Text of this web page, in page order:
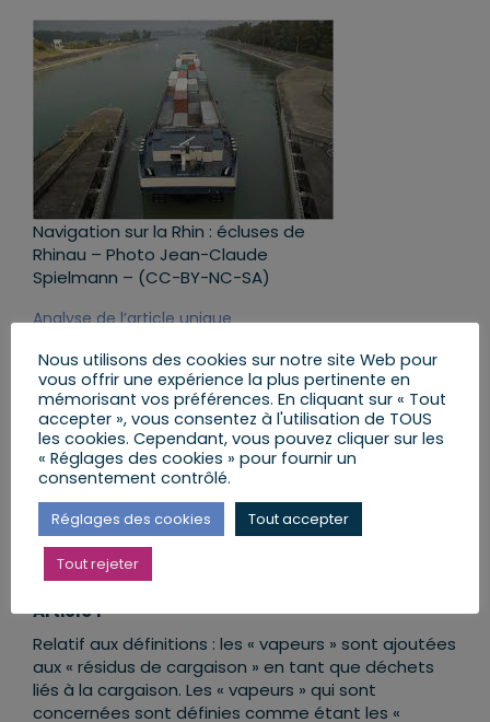
Navigation sur la Rhin : écluses de
Rhinau – Photo Jean-Claude
Spielmann – (CC-BY-NC-SA)
Analyse de l’article unique
Est autorisée l’approbation de l’amendement de la
convention relative à la collecte, au dépôt et à la
réception des déchets survenant en navigation
rhénane et intérieure et de son règlement
d’application, partie B, par des dispositions
cargaison liquide (vapeurs), issu de la résolution
CDNI–2017–I–4, adoptée le 22 juin 2017, et dont le
texte est annexé à la présente loi.
Article 1
Relatif aux définitions : les « vapeurs » sont ajoutées
aux « résidus de cargaison » en tant que déchets
liés à la cargaison. Les « vapeurs » qui sont
concernées sont définies comme étant les «
Nous utilisons des cookies sur notre site Web pour
vous offrir une expérience la plus pertinente en
mémorisant vos préférences. En cliquant sur « Tout
accepter », vous consentez à l'utilisation de TOUS
les cookies. Cependant, vous pouvez cliquer sur les
« Réglages des cookies » pour fournir un
consentement contrôlé.
Réglages des cookies Tout accepter
Tout rejeter